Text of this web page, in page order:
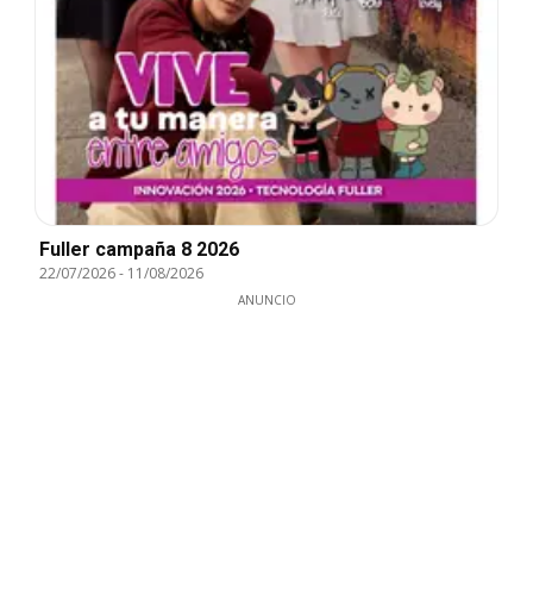
Fuller campaña 8 2026
22/07/2026- 11/08/2026
ANUNCIO